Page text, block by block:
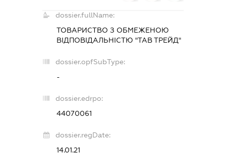
dossier.fullName:
ТОВАРИСТВО З ОБМЕЖЕНОЮ
ВІДПОВІДАЛЬНІСТЮ "ТАВ ТРЕЙД"
dossier.opfSubType:
-
dossier.edrpo:
44070061
dossier.regDate:
14.01.21